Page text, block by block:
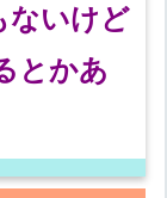
ないけど
とかあ